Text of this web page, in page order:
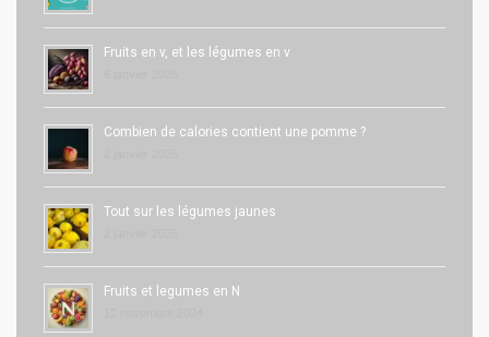
Fruits en v, et les légumes en v
Combien de calories contient une pomme ?
Tout sur les légumes jaunes
Fruits et legumes en N